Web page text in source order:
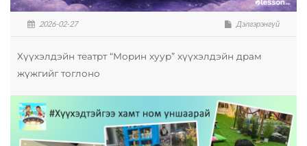
2026-02-27 Дэлгэрэнгүй
Хүүхэлдэйн театрт “Морин хуур” хүүхэлдэйн драм
жүжгийг тоглоно